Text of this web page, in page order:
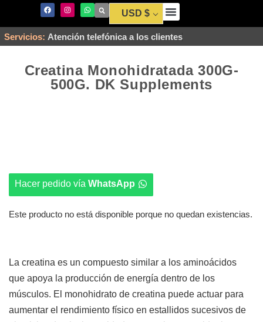
USD $
Servicios: Atención telefónica a los clientes
Creatina Monohidratada 300G-
500G. DK Supplements
La creatina es un compuesto similar a los aminoácidos
que apoya la producción de energía dentro de los
músculos. El monohidrato de creatina puede actuar para
aumentar el rendimiento físico en estallidos sucesivos de
Este producto no está disponible porque no quedan existencias.
Hacer pedido vía WhatsApp